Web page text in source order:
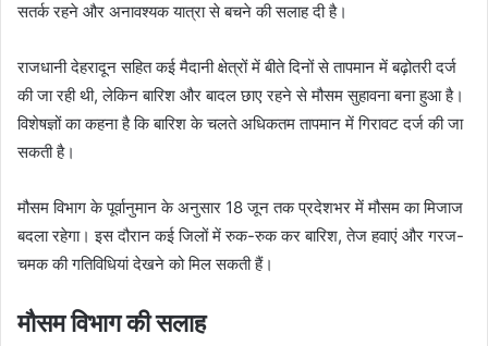
सतर्क रहने और अनावश्यक यात्रा से बचने की सलाह दी है।
राजधानी देहरादून सहित कई मैदानी क्षेत्रों में बीते दिनों से तापमान में बढ़ोतरी दर्ज
की जा रही थी, लेकिन बारिश और बादल छाए रहने से मौसम सुहावना बना हुआ है।
विशेषज्ञों का कहना है कि बारिश के चलते अधिकतम तापमान में गिरावट दर्ज की जा
सकती है।
मौसम विभाग के पूर्वानुमान के अनुसार 18 जून तक प्रदेशभर में मौसम का मिजाज
बदला रहेगा। इस दौरान कई जिलों में रुक-रुक कर बारिश, तेज हवाएं और गरज-
चमक की गतिविधियां देखने को मिल सकती हैं।
मौसम विभाग की सलाह